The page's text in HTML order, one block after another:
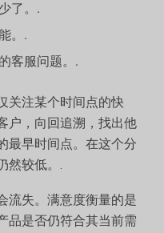
了。.
。.
客服问题。.
关注某个时间点的快
户，向回追溯，找出他
最早时间点。在这个分
较低。.
流失。满意度衡量的是
品是否仍符合其当前需